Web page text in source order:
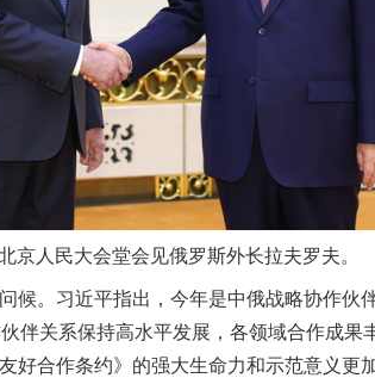
人民大会堂会见俄罗斯外长拉夫罗夫。
。习近平指出，今年是中俄战略协作伙
伴关系保持高水平发展，各领域合作成果
好合作条约》的强大生命力和示范意义更